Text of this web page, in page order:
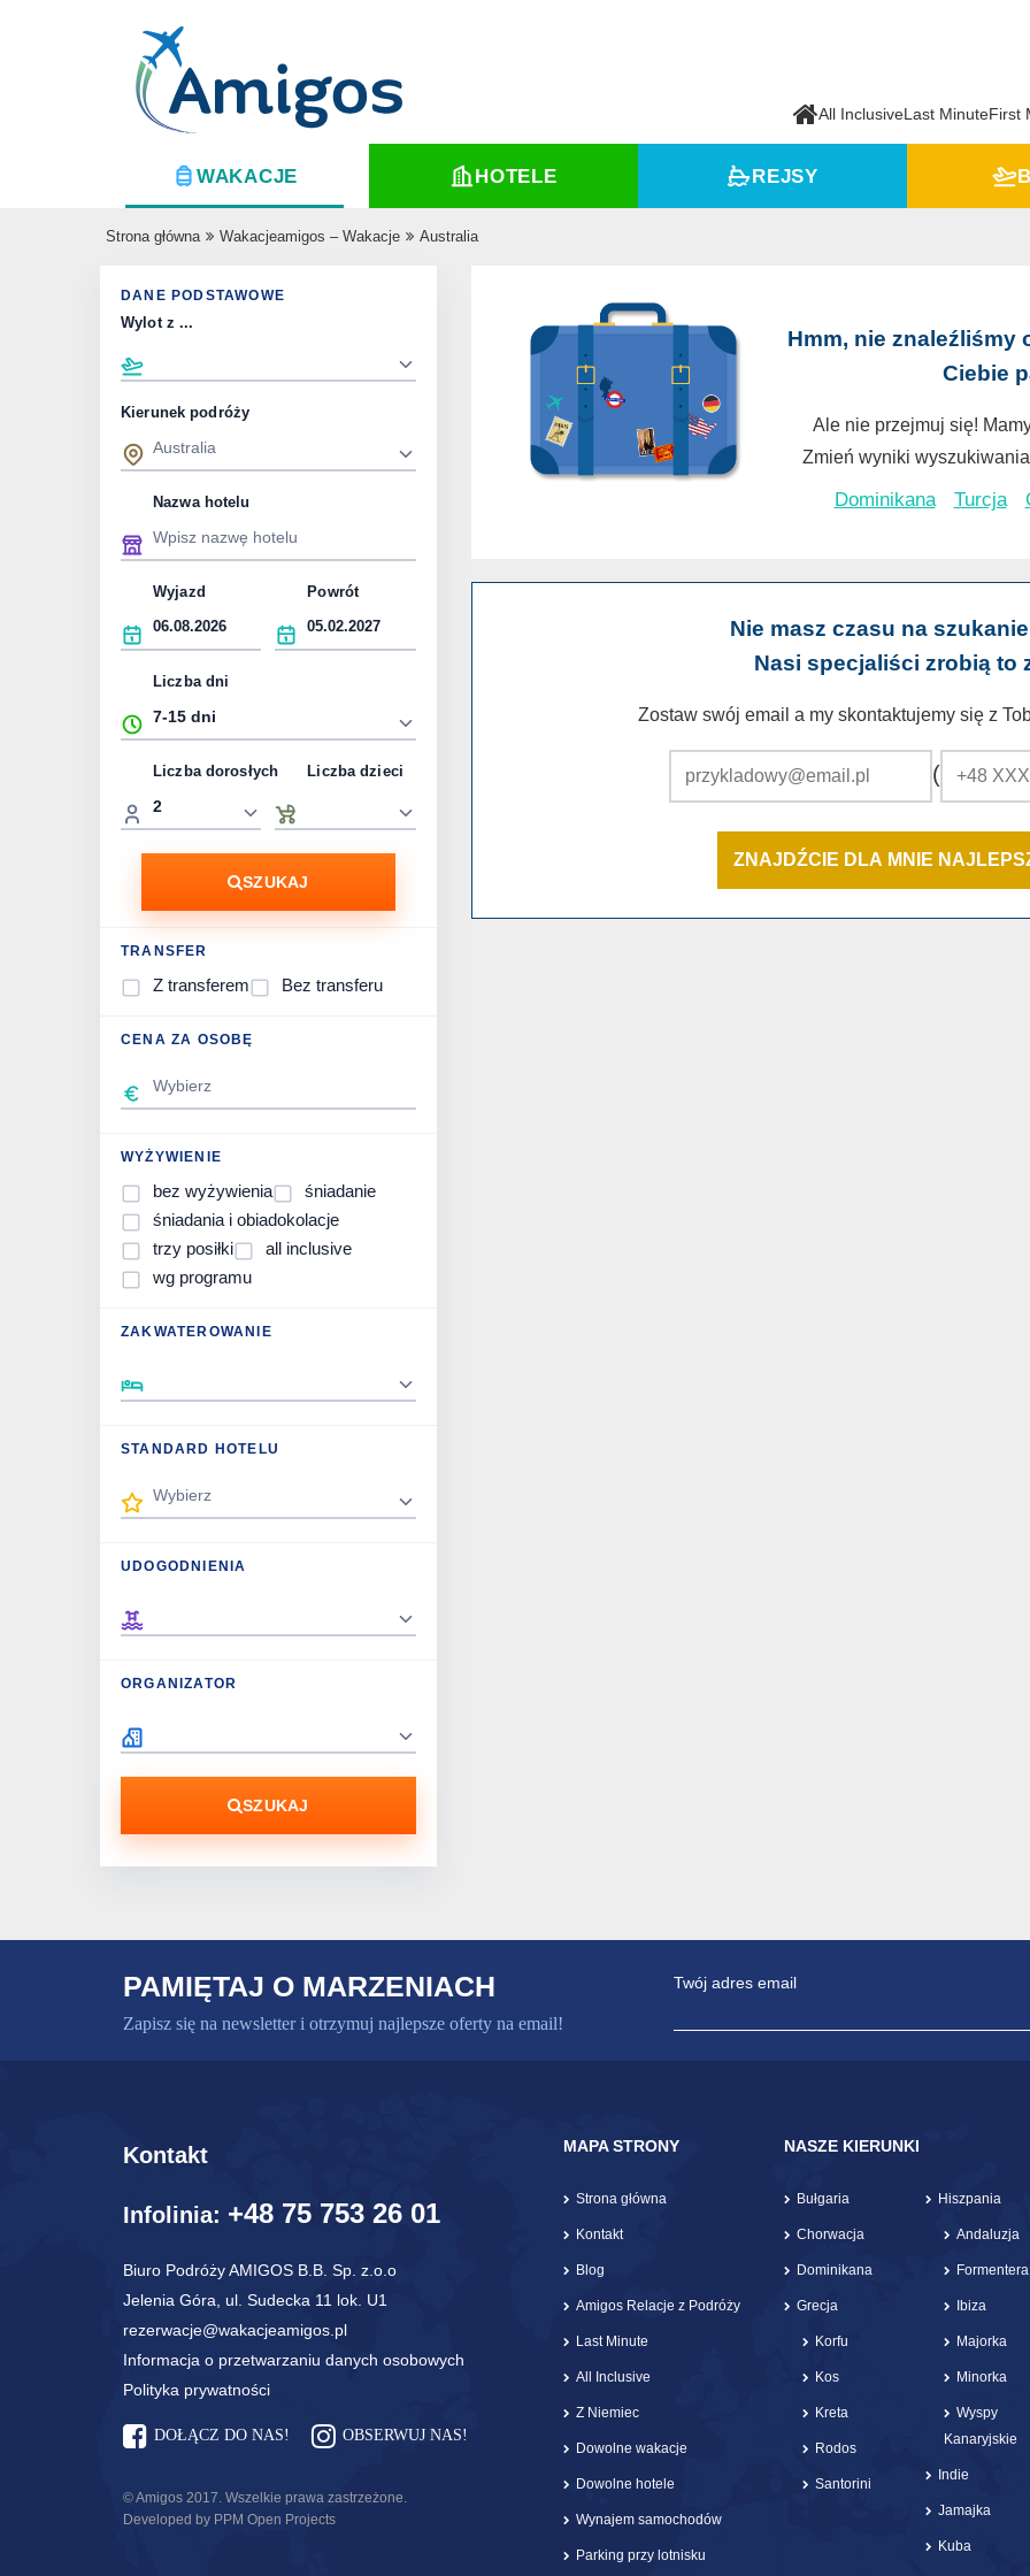
All InclusiveLast MinuteFirst
WAKACJE HOTELE REJSY
Strona główna Wakacjeamigos – Wakacje Australia
DANE PODSTAWOWE
Wylot z ...
Kierunek podróży
Nazwa hotelu
Wyjazd Powrót
Liczba dni
Liczba dorosłych Liczba dzieci
SZUKAJ
TRANSFER
Z transferem Bez transferu
CENA ZA OSOBĘ
WYŻYWIENIE
bez wyżywienia
śniadanie
śniadania i obiadokolacje
trzy posiłki
all inclusive
wg programu
ZAKWATEROWANIE
STANDARD HOTELU
UDOGODNIENIA
ORGANIZATOR
SZUKAJ
Hmm, nie znaleźliśmy
Ciebie
Ale nie przejmuj się!
Zmień wyniki
Dominikana Turcja
Nie masz czasu na
Nasi specjaliści zrobią to
Zostaw swój email a my skontaktujemy się z
(
ZNAJDŹCIE DLA MNIE
PAMIĘTAJ O MARZENIACH
Zapisz się na newsletter i otrzymuj najlepsze oferty na email!
Twój adres email
Kontakt
Infolinia: +48 75 753 26 01
Biuro Podróży AMIGOS B.B. Sp. z.o.o
Jelenia Góra, ul. Sudecka 11 lok. U1
rezerwacje@wakacjeamigos.pl
Informacja o przetwarzaniu danych osobowych
Polityka prywatności
DOŁĄCZ DO NAS! OBSERWUJ NAS!
© Amigos 2017. Wszelkie prawa zastrzeżone.
Developed by PPM Open Projects
MAPA STRONY
Strona główna
Kontakt
Blog
Amigos Relacje z Podróży
Last Minute
All Inclusive
Z Niemiec
Dowolne wakacje
Dowolne hotele
Wynajem samochodów
Parking przy lotnisku
NASZE KIERUNKI
Bułgaria
Chorwacja
Dominikana
Grecja
Korfu
Kos
Kreta
Rodos
Santorini
Hiszpania
Andaluzja
Formentera
Ibiza
Majorka
Minorka
Wyspy
Kanaryjskie
Indie
Jamajka
Kuba